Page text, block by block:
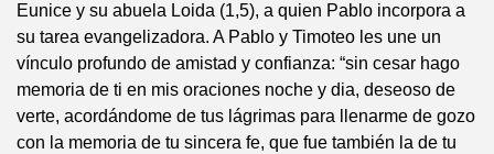
Eunice y su abuela Loida (1,5), a quien Pablo incorpora a
su tarea evangelizadora. A Pablo y Timoteo les une un
vínculo profundo de amistad y confianza: “sin cesar hago
memoria de ti en mis oraciones noche y dia, deseoso de
verte, acordándome de tus lágrimas para llenarme de gozo
con la memoria de tu sincera fe, que fue también la de tu